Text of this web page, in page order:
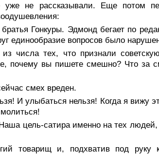
не рассказывали. Еще потом
Гонкуры. Эдмонд бегает по
единообразие вопросов было
числа тех, что признали
почему вы пишете смешно? Что за
смех вреден.
И улыбаться нельзя! Когда я вижу
цель-сатира именно на тех людей,
товарищ и, подхватив под руку